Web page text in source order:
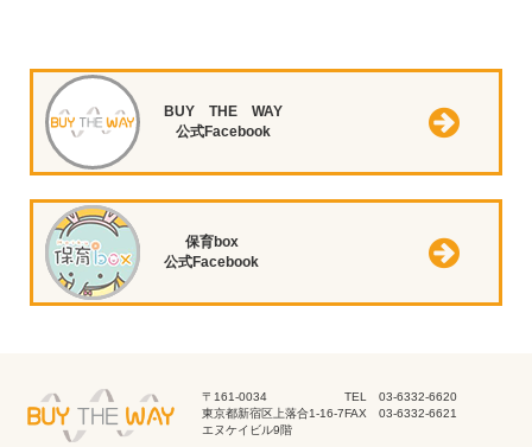
BUY THE WAY
公式Facebook
保育box
公式Facebook
〒161-0034
東京都新宿区上落合1-16-7
エヌケイビル9階
TEL 03-6332-6620
FAX 03-6332-6621